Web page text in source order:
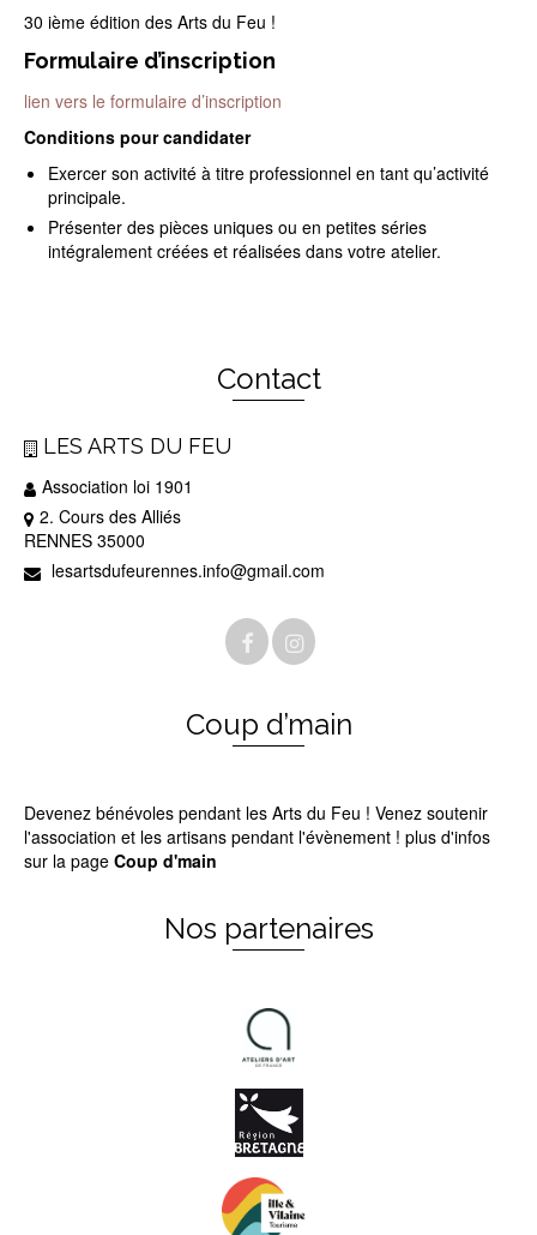
30 ième édition des Arts du Feu !
Formulaire d’inscription
lien vers le formulaire d’inscription
Conditions pour candidater
Exercer son activité à titre professionnel en tant qu’activité
principale.
Présenter des pièces uniques ou en petites séries
intégralement créées et réalisées dans votre atelier.
Contact
LES ARTS DU FEU
Association loi 1901
2. Cours des Alliés
RENNES 35000
lesartsdufeurennes.info@gmail.com
Coup d’main
Devenez bénévoles pendant les Arts du Feu ! Venez soutenir
l'association et les artisans pendant l'évènement ! plus d'infos
sur la page Coup d'main
Nos partenaires